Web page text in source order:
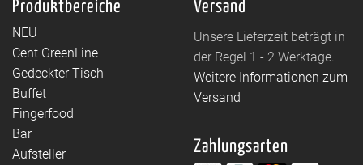
Produktbereiche
NEU
Cent GreenLine
Gedeckter Tisch
Buffet
Fingerfood
Bar
Aufsteller
Versand
Unsere Lieferzeit beträgt in
der Regel 1 - 2 Werktage.
Weitere Informationen zum
Versand
Zahlungsarten